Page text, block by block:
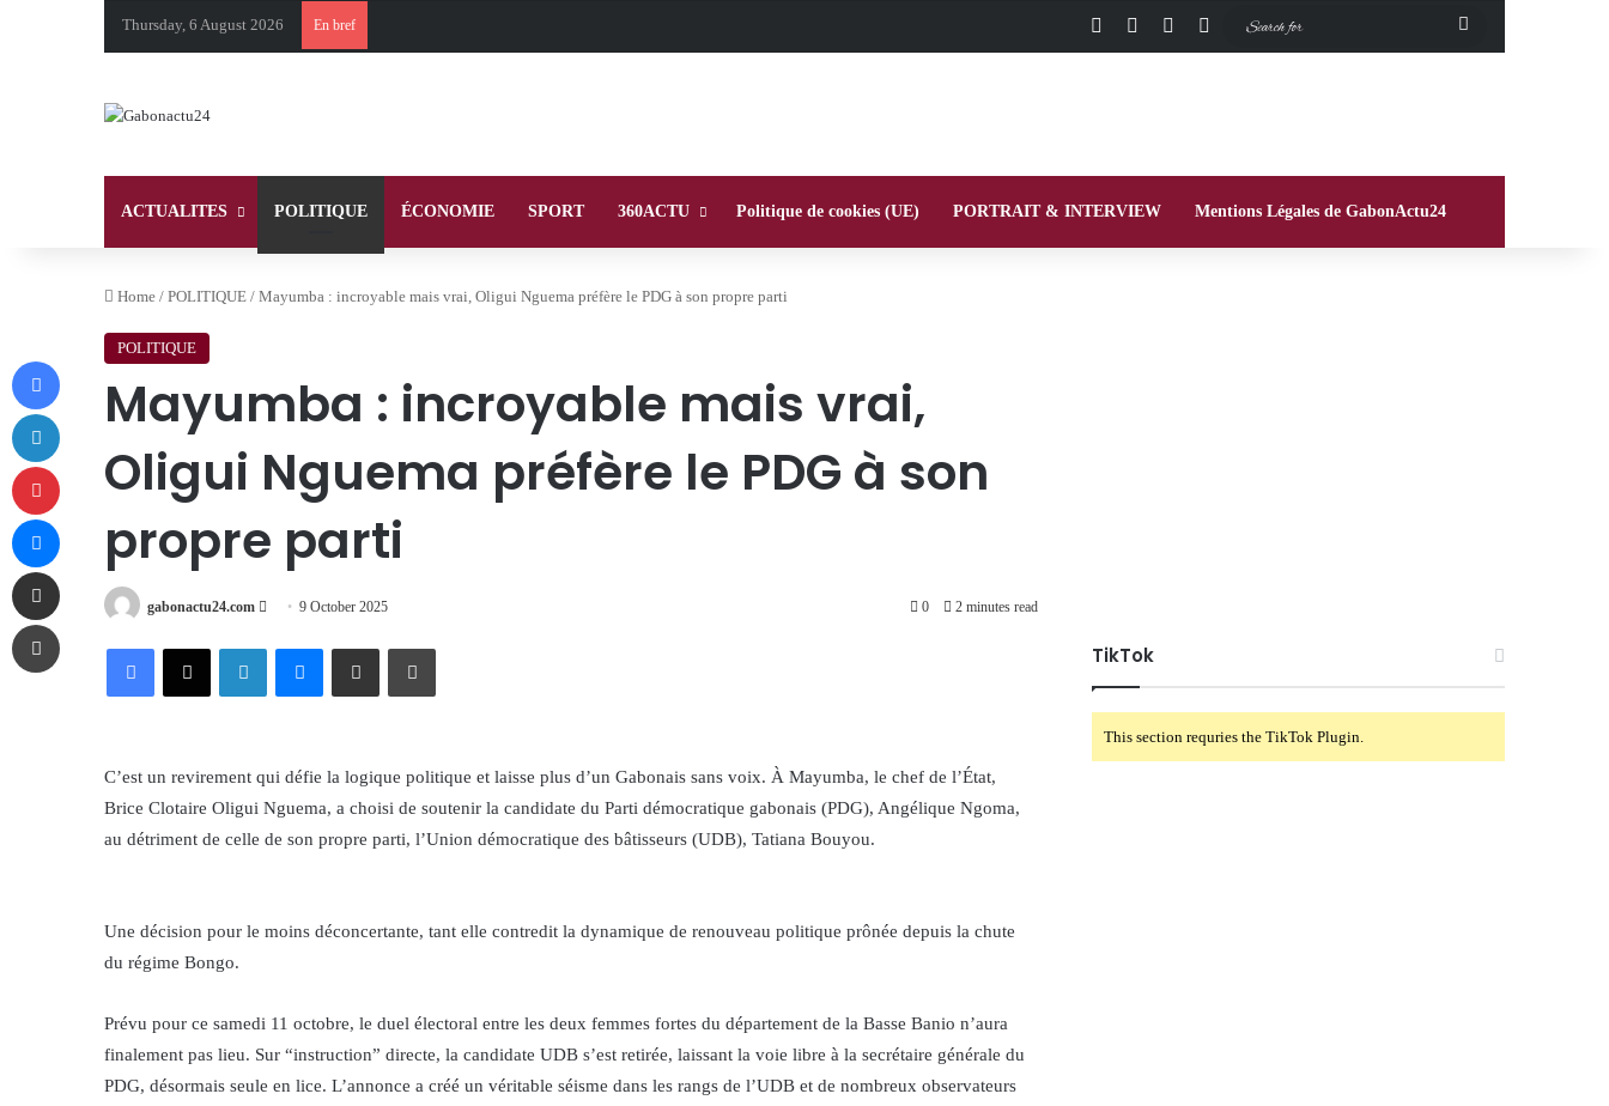
Thursday, 6 August 2026 En bref Facebook InstagramSwitch skin
ACTUALITES POLITIQUE ÉCONOMIE SPORT 360ACTU Politique de cookies (UE) PORTRAIT & INTERVIEW Mentions Légales de GabonActu24
Home / POLITIQUE / Mayumba : incroyable mais vrai, Oligui Nguema préfère le PDG à son propre parti
POLITIQUE
Mayumba : incroyable mais vrai,
Oligui Nguema préfère le PDG à son
propre parti
gabonactu24.com
Send 9 October 2025 0 2 minutes read
FacebookX LinkedInMessengerShare via Email Print
C’est un revirement qui défie la logique politique et laisse plus d’un Gabonais sans voix. À Mayumba, le chef de l’État,
Brice Clotaire Oligui Nguema, a choisi de soutenir la candidate du Parti démocratique gabonais (PDG), Angélique Ngoma,
au détriment de celle de son propre parti, l’Union démocratique des bâtisseurs (UDB), Tatiana Bouyou.
Une décision pour le moins déconcertante, tant elle contredit la dynamique de renouveau politique prônée depuis la chute
du régime Bongo.
Prévu pour ce samedi 11 octobre, le duel électoral entre les deux femmes fortes du département de la Basse Banio n’aura
finalement pas lieu. Sur “instruction” directe, la candidate UDB s’est retirée, laissant la voie libre à la secrétaire générale du
PDG, désormais seule en lice. L’annonce a créé un véritable séisme dans les rangs de l’UDB et de nombreux observateurs
TikTok
This section requries the TikTok Plugin.
Facebook
LinkedIn
Pinterest